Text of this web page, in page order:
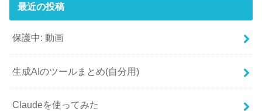
最近の投稿
保護中: 動画
生成AIのツールまとめ(自分用)
Claudeを使ってみた